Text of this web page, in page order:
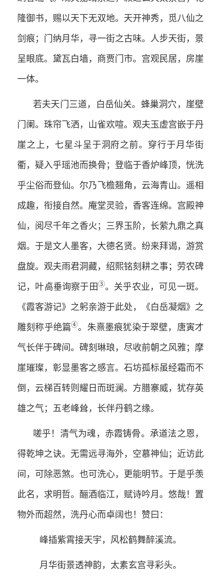
隆御书，赐以天下无双地。天开神秀，觅八仙之
剑痕；门纳月华，寻一街之古味。人步天街，景
呈眼底。黛瓦白墙，商贾门市。宫观民居，房崖
一体。
若夫天门三道，白岳仙关。蜂巢洞穴，崖壁
门阑。珠帘飞洒，山雀欢喧。观夫玉虚宫嵌于丹
崖之上，七星斗呈于洞府之前。穿行于月华街
衢，疑入乎瑶池而换骨；登临于香炉峰顶，恍洗
乎尘俗而登仙。尔乃飞檐翘角，云海青山。遥相
成趣，衔接自然。庵堂灵验，香客连绵。宫殿神
仙，阅尽千年之香火；三界玉阶，长萦九鼎之真
烟。于是文人墨客，大德名贤。纷来拜谒，游赏
盘旋。观夫雨君洞藏，绍熙铭刻耕之事；劳农碑
记，叶卨垂询察于田 ③。关乎农业，可见一斑。
《霞客游记》之躬亲游于此处，《白岳凝烟》之
雕刻称乎绝篇④。朱熹墨痕犹染于翠壁，唐寅才
气长伴于碑间。碑刻琳琅，尽收前朝之风雅；摩
崖璀璨，彰显墨客之感言。石坊孤标虽经霜而不
倒，云梯百转则耀日而斑澜。方腊寨威，犹存英
雄之气；五老峰耸，长伴丹鹤之缘。
嗟乎！清气为魂，赤霞铸骨。承道法之恩，
得乾坤之诀。无需远寻海外，空慕神仙；近访此
间，可除恶煞。也可洗心，更能明节。于是乎羡
此名，求明哲。酾酒临江，赋诗吟月。悠哉！置
物外而超然，洗丹心而卓阔也！赞曰：
峰插紫霄接天宇，风松鹤舞醉溪流。
月华街景透神韵，太素玄宫寻彩头。